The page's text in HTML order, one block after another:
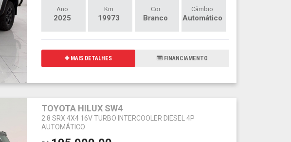
Ano
2025
Km
19973
Cor
Branco
Câmbio
Automático
MAIS DETALHES FINANCIAMENTO
TOYOTA HILUX SW4
2.8 SRX 4X4 16V TURBO INTERCOOLER DIESEL 4P
AUTOMÁTICO